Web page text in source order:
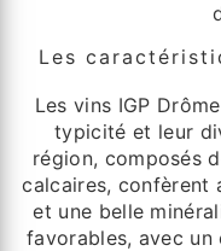
Les
Les vins IGP
typicité et leur
région, composés
calcaires, confèrent
et une belle
favorables, avec un